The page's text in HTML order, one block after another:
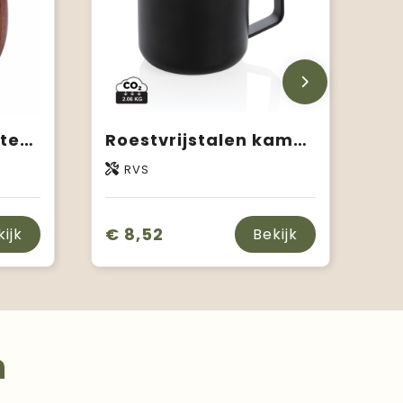
OVALIS - Eikenhouten beker 250 ml Roestvrijstalen kampeerbeker
RVS
€ 8,52 Bekijk